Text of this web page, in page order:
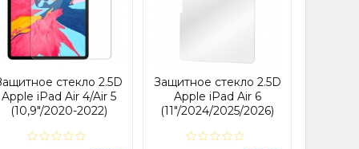
стекло 2.5D
Apple iPad Air 4/Air 5
(10,9"/2020-2022)
Защитное стекло 2.5D
Apple iPad Air 6
(11"/2024/2025/2026)